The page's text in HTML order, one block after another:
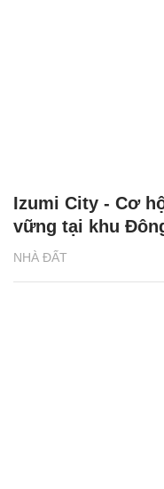
NHÀ ĐẤT
Izumi City - Cơ
vững tại khu